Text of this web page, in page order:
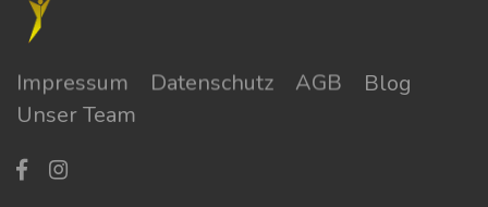
Impressum Datenschutz AGB
Blog
Unser Team